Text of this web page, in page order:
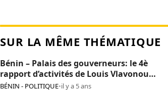
SUR LA MÊME THÉMATIQUE
Bénin – Palais des gouverneurs: le 4è
rapport d’activités de Louis Vlavonou
adopté
BÉNIN - POLITIQUE•il y a 5 ans